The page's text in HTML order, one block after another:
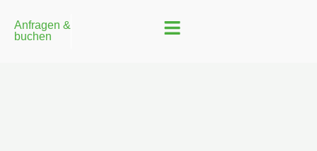
Anfragen &
buchen